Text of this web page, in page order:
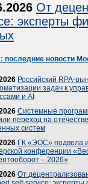
От
эксперты
последние новости
Российский RPA-
задач к
и AI
Системные
переход на
систем
ГК «ЭОС» подвела
конференции
– 2026»
От